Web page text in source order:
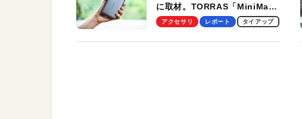
に取材。TORRAS「MiniMag
Pro」の実機レビューも
アクセサリ レポート タイアップ